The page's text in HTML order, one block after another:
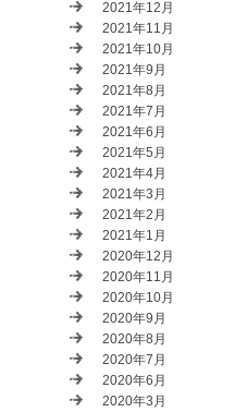
2021年12月
2021年11月
2021年10月
2021年9月
2021年8月
2021年7月
2021年6月
2021年5月
2021年4月
2021年3月
2021年2月
2021年1月
2020年12月
2020年11月
2020年10月
2020年9月
2020年8月
2020年7月
2020年6月
2020年3月